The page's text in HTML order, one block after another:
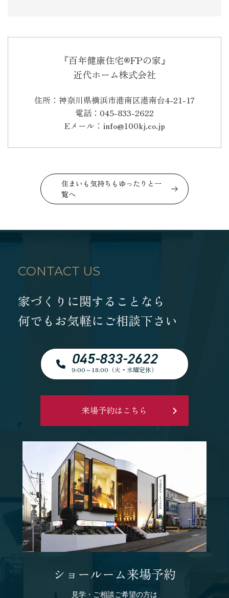
『百年健康住宅®FPの家』
近代ホーム株式会社
住所：神奈川県横浜市港南区港南台4-21-17
電話：045-833-2622
Eメール：info@100kj.co.jp
住まいも気持ちもゆったりと一
覧へ
CONTACT US
家づくりに関することなら
何でもお気軽にご相談下さい
045-833-2622
9:00～18:00（火・水曜定休）
来場予約はこちら
ショールーム来場予約
見学・ご相談ご希望の方は